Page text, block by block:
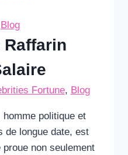
Blog
Raffarin
Fortune, Blog
politique et
de longue date, est
non seulement